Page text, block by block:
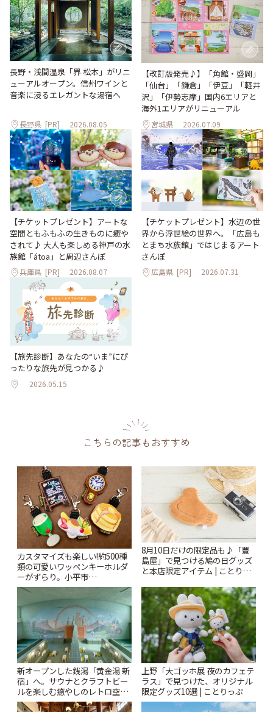
長野・浅間温泉「界 松本」がリニ
ューアルオープン。信州ワインと
音楽に浸るエレガントな湯宿へ
長野県 [PR] 2026.08.05
【改訂版発売♪】「角館・盛岡」
「仙台」「鎌倉」「伊豆」「軽井
沢」「伊勢志摩」国内6エリアと
海外1エリアがリニューアル
宮城県 2026.07.09
【チケットプレゼント】アートな
空間ともふもふの生きものに癒や
されて♪ 大人も楽しめる神戸の水
族館「átoa」と周辺さんぽ
兵庫県 [PR] 2026.08.07
【チケットプレゼント】水辺の世
界から浮世絵の世界へ。「広島も
とまち水族館」ではじまるアート
さんぽ
広島県 [PR] 2026.07.31
【旅先診断】あなたの“いま”にぴ
ったりな旅先が見つかる♪
2026.05.15
こちらの記事もおすすめ
カスタマイズも楽しい!約500種
類の可愛いワッペンキーホルダ
ーがずらり。小平市
「Kimamaya T&K」 | ことりっ
8月10日だけの限定品も♪「豊
島屋」で見つける鳩の日グッズ
と本店限定アイテム | ことりっ
新オープンした銭湯「黄金湯 新
宿」へ。サウナとクラフトビー
ルを楽しむ癒やしのレトロ空間
| ことりっぷ
上野「大ゴッホ展 夜のカフェテ
ラス」で見つけた、オリジナル
限定グッズ10選 | ことりっぷ